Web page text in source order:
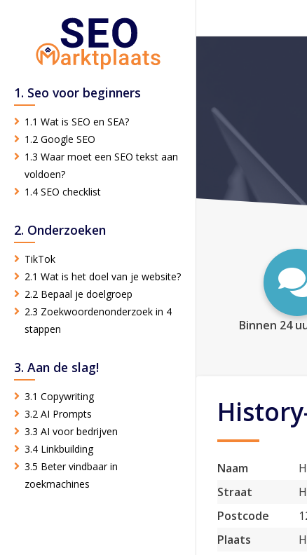
1. Seo voor beginners
1.1 Wat is SEO en SEA?
1.2 Google SEO
1.3 Waar moet een SEO tekst aan
voldoen?
1.4 SEO checklist
2. Onderzoeken
TikTok
2.1 Wat is het doel van je website?
2.2 Bepaal je doelgroep
2.3 Zoekwoordenonderzoek in 4
stappen
3. Aan de slag!
3.1 Copywriting
3.2 AI Prompts
3.3 AI voor bedrijven
3.4 Linkbuilding
3.5 Beter vindbaar in
zoekmachines
Binnen 24
Naam
Straat
Postcode
Plaats